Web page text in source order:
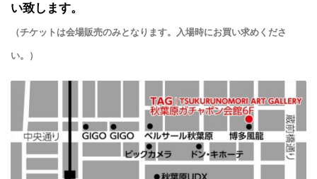
い致します。
（チケットは会場販売のみとなります。入場時にお買い求めくださ
い。）